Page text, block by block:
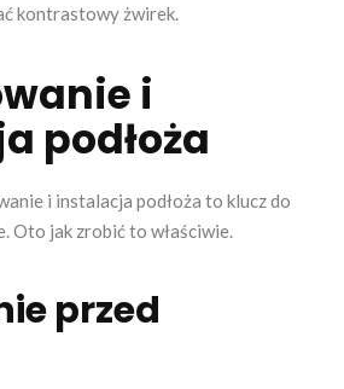
kontrastowy żwirek.
i
podłoża
i instalacja podłoża to klucz do
Oto jak zrobić to właściwie.
przed